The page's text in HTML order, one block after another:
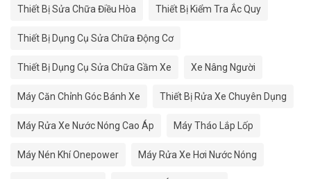
Thiết Bị Sửa Chữa Điều Hòa Thiết Bị Kiểm Tra Ắc Quy
Thiết Bị Dụng Cụ Sửa Chữa Động Cơ
Thiết Bị Dụng Cụ Sửa Chữa Gầm Xe Xe Nâng Người
Máy Căn Chỉnh Góc Bánh Xe Thiết Bị Rửa Xe Chuyên Dụng
Máy Rửa Xe Nước Nóng Cao Áp Máy Tháo Lắp Lốp
Máy Nén Khí Onepower Máy Rửa Xe Hơi Nước Nóng